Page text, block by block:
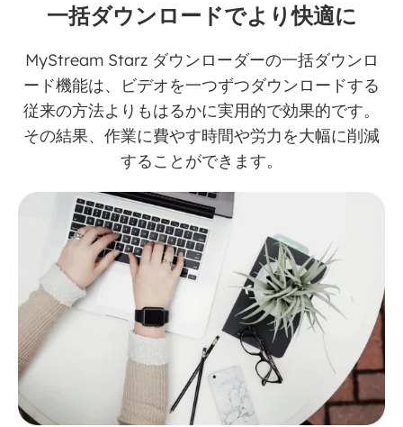
一括ダウンロードでより快適に
MyStream Starz ダウンローダーの一括ダウンロ
ード機能は、ビデオを一つずつダウンロードする
従来の方法よりもはるかに実用的で効果的です。
その結果、作業に費やす時間や労力を大幅に削減
することができます。